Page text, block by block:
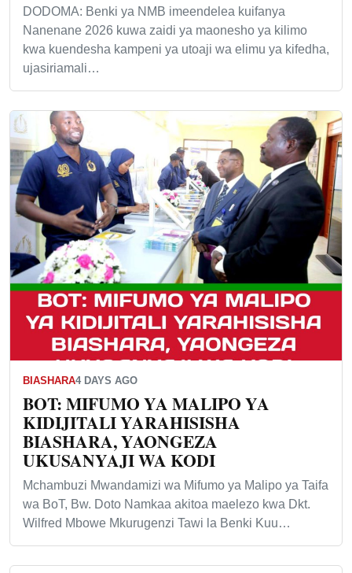
DODOMA: Benki ya NMB imeendelea kuifanya
Nanenane 2026 kuwa zaidi ya maonesho ya kilimo
kwa kuendesha kampeni ya utoaji wa elimu ya kifedha,
ujasiriamali…
BIASHARA4 DAYS AGO
BOT: MIFUMO YA MALIPO YA
KIDIJITALI YARAHISISHA
BIASHARA, YAONGEZA
UKUSANYAJI WA KODI
Mchambuzi Mwandamizi wa Mifumo ya Malipo ya Taifa
wa BoT, Bw. Doto Namkaa akitoa maelezo kwa Dkt.
Wilfred Mbowe Mkurugenzi Tawi la Benki Kuu…